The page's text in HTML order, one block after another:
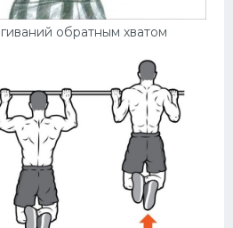
обратным хватом